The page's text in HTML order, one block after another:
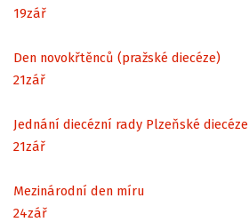
19zář
Den novokřtěnců (pražské diecéze)
21zář
Jednání diecézní rady Plzeňské diecéze
21zář
Mezinárodní den míru
24zář